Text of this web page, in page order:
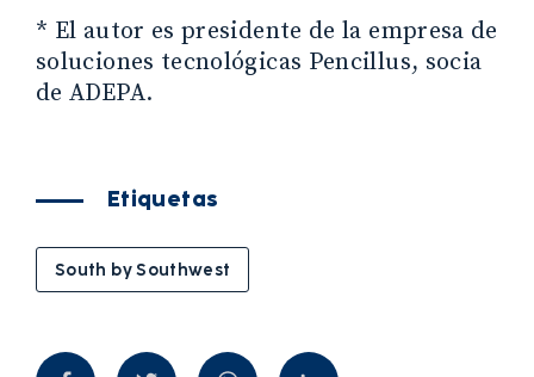
* El autor es presidente de la empresa de
soluciones tecnológicas Pencillus, socia
de ADEPA.
Etiquetas
South by Southwest